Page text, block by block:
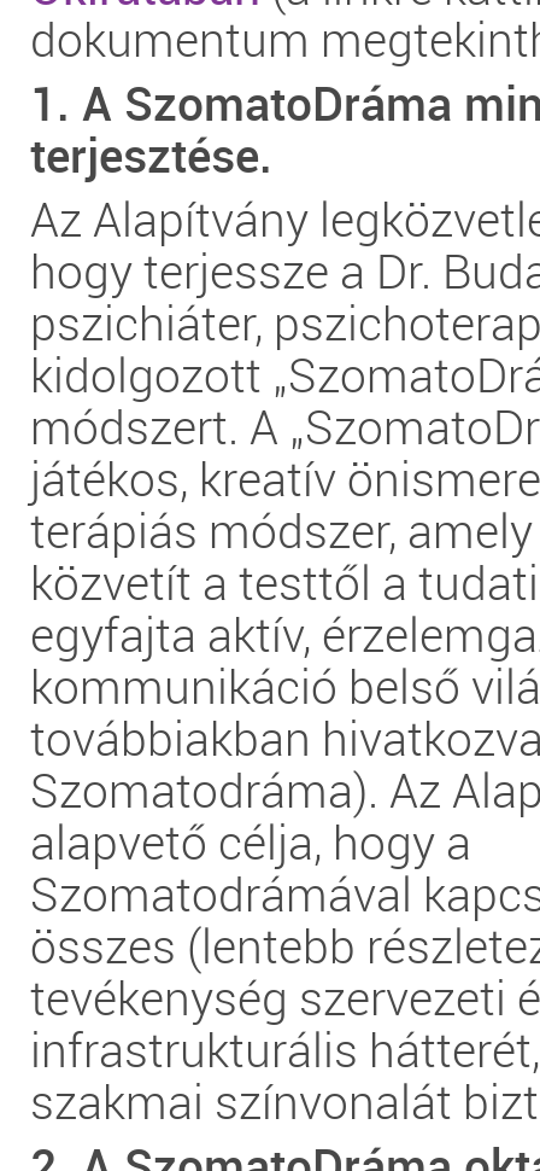
dokumentum
1. A SzomatoDráma
terjesztése.
Az Alapítvány
hogy terjessze a Dr.
pszichiáter,
kidolgozott
módszert. A
játékos, kreatív
terápiás módszer,
közvetít a testtől a
egyfajta aktív,
kommunikáció belső
továbbiakban
Szomatodráma). Az
alapvető célja, hogy a
Szomatodrámával
összes (lentebb
tevékenység szervezeti
infrastrukturális
szakmai színvonalát